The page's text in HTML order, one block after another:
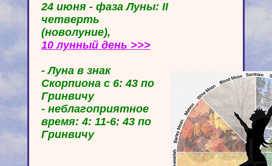
24 июня - фаза Луны: II
четверть
(новолуние),
10 лунный день >>>
- Луна в знак
Скорпиона с 6: 43 по
Гринвичу
- неблагоприятное
время: 4: 11-6: 43 по
Гринвичу